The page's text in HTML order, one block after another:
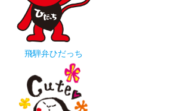
飛騨弁ひだっち